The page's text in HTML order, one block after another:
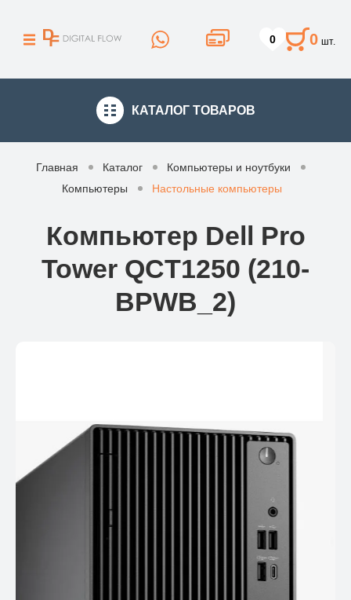
0 0 шт.
КАТАЛОГ ТОВАРОВ
Главная Каталог
Компьютеры и ноутбуки
Компьютеры
Настольные компьютеры
Компьютер Dell Pro
Tower QCT1250 (210-
BPWB_2)